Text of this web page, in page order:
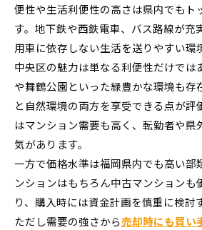
便性や生活利便性の高さは県内でもト
す。地下鉄や西鉄電車、バス路線が充
用車に依存しない生活を送りやすい環
中央区の魅力は単なる利便性だけでは
や舞鶴公園といった緑豊かな環境も存
と自然環境の両方を享受できる点が評
はマンション需要も高く、転勤者や県
気があります。
一方で価格水準は福岡県内でも高い部
ンションはもちろん中古マンションも
り、購入時には資金計画を慎重に検討
ただし需要の強さから売却時にも買い